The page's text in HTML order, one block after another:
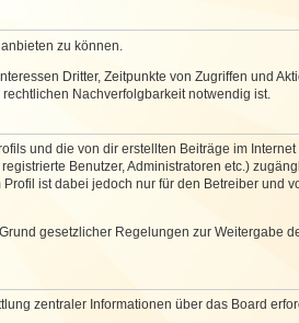
zu können.
Dritter, Zeitpunkte von Zugriffen und
Nachverfolgbarkeit notwendig ist.
und die von dir erstellten Beiträge im
Benutzer, Administratoren etc.)
ist dabei jedoch nur für den Betreiber und
gesetzlicher Regelungen zur Weitergabe
zentraler Informationen über das Board